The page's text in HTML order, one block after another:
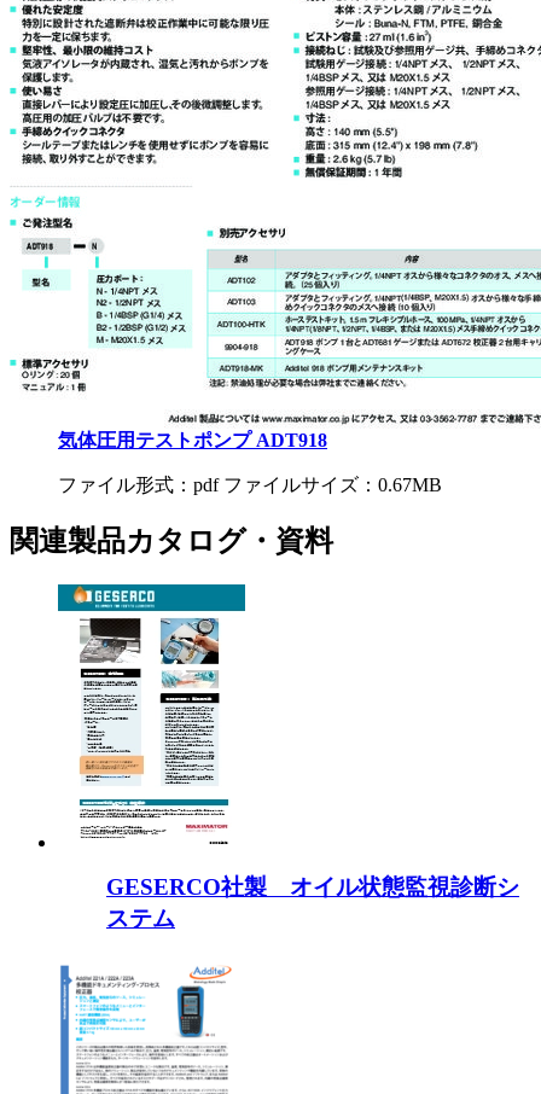
気体圧用テストポンプ ADT918
ファイル形式：pdf ファイルサイズ：0.67MB
関連製品カタログ・資料
GESERCO社製 オイル状態監視診断シ
ステム